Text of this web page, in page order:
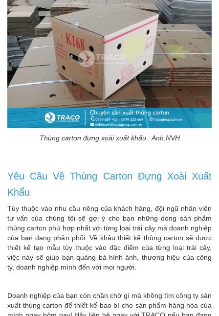
Thùng carton đựng xoài xuất khẩu . Anh:NVH
Yêu Cầu Về Thùng Carton Đựng Xoài Xuất
Khẩu
Tùy thuộc vào nhu cầu riêng của khách hàng, đội ngũ nhân viên
tư vấn của chúng tôi sẽ gợi ý cho bạn những dòng sản phẩm
thùng carton phù hợp nhất với từng loại trái cây mà doanh nghiệp
của bạn đang phân phối. Về khâu thiết kế thùng carton sẽ được
thiết kế tạo mẫu tùy thuộc vào đặc điểm cùa từng loại trái cây,
việc này sẽ giúp bạn quảng bá hình ảnh, thương hiệu của công
ty, doanh nghiệp mình đến với mọi người.
Doanh nghiệp của bạn còn chần chờ gì mà không tìm công ty sản
xuất thùng carton để thiết kế bao bì cho sản phẩm hàng hóa của